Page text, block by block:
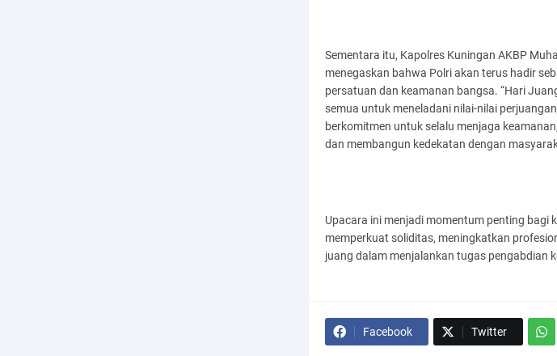
Sementara itu, Kapolres Kuningan AKBP
menegaskan bahwa Polri akan terus hadir
persatuan dan keamanan bangsa. “Hari
semua untuk meneladani nilai-nilai
berkomitmen untuk selalu menjaga
dan membangun kedekatan dengan
Upacara ini menjadi momentum penting bagi
memperkuat soliditas, meningkatkan
juang dalam menjalankan tugas pengabdian
Facebook Twitter